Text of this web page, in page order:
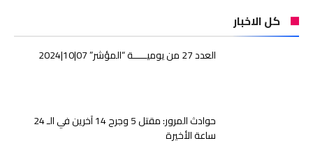
كل الاخبار
العدد 27 من يوميـــــة “المؤشر” 07|10|2024
حوادث المرور: مقتل 5 وجرح 14 آخرين في الـ 24
ساعة الأخيرة